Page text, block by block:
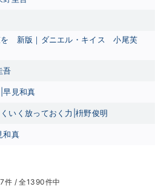
新版｜ダニエル・キイス
小尾芙
吾
早見和真
いく放っておく力|枡野俊明
和真
件 / 全1390件中